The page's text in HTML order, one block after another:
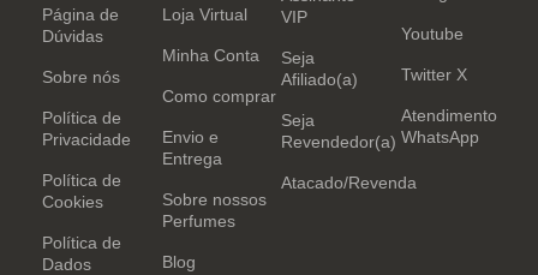
Página de
Dúvidas
Sobre nós
Política de
Privacidade
Política de
Cookies
Política de
Dados
Loja Virtual
Minha Conta
Como comprar
Envio e
Entrega
Sobre nossos
Perfumes
Blog
VIP
Seja
Afiliado(a)
Seja
Revendedor(a)
Atacado/Revenda
Youtube
Twitter X
Atendimento
WhatsApp